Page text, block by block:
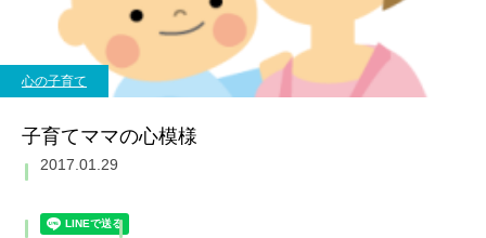
心の子育て
子育てママの心模様
2017.01.29